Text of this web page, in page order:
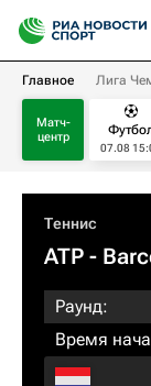
Главное Лига
Матч-
центр
07.08
Теннис
ATP -
Раунд:
Время